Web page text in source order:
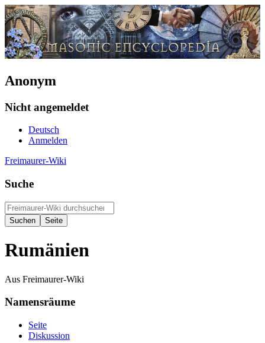
Anonym
Nicht angemeldet
Deutsch
Anmelden
Freimaurer-Wiki
Suche
Rumänien
Aus Freimaurer-Wiki
Namensräume
Seite
Diskussion